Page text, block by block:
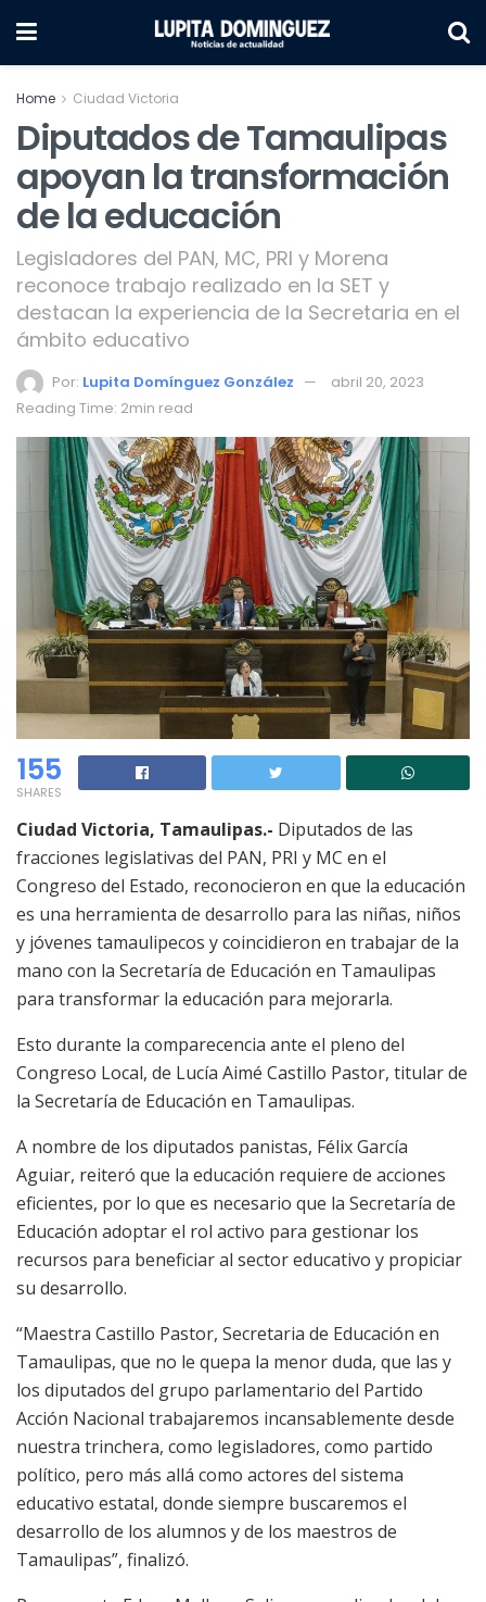
Home Ciudad Victoria
Diputados de Tamaulipas
apoyan la transformación
de la educación
Legisladores del PAN, MC, PRI y Morena
reconoce trabajo realizado en la SET y
destacan la experiencia de la Secretaria en el
ámbito educativo
Por: Lupita Domínguez González
abril 20, 2023
Reading Time: 2min read
155
SHARES
Ciudad Victoria, Tamaulipas.- Diputados de las
fracciones legislativas del PAN, PRI y MC en el
Congreso del Estado, reconocieron en que la educación
es una herramienta de desarrollo para las niñas, niños
y jóvenes tamaulipecos y coincidieron en trabajar de la
mano con la Secretaría de Educación en Tamaulipas
para transformar la educación para mejorarla.
Esto durante la comparecencia ante el pleno del
Congreso Local, de Lucía Aimé Castillo Pastor, titular de
la Secretaría de Educación en Tamaulipas.
A nombre de los diputados panistas, Félix García
Aguiar, reiteró que la educación requiere de acciones
eficientes, por lo que es necesario que la Secretaría de
Educación adoptar el rol activo para gestionar los
recursos para beneficiar al sector educativo y propiciar
su desarrollo.
“Maestra Castillo Pastor, Secretaria de Educación en
Tamaulipas, que no le quepa la menor duda, que las y
los diputados del grupo parlamentario del Partido
Acción Nacional trabajaremos incansablemente desde
nuestra trinchera, como legisladores, como partido
político, pero más allá como actores del sistema
educativo estatal, donde siempre buscaremos el
desarrollo de los alumnos y de los maestros de
Tamaulipas”, finalizó.